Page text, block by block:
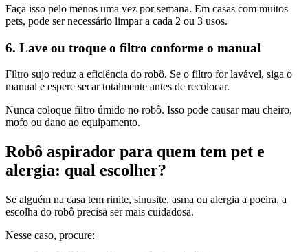
Faça isso pelo menos uma vez por semana. Em casas com muitos
pets, pode ser necessário limpar a cada 2 ou 3 usos.
6. Lave ou troque o filtro conforme o manual
Filtro sujo reduz a eficiência do robô. Se o filtro for lavável, siga o
manual e espere secar totalmente antes de recolocar.
Nunca coloque filtro úmido no robô. Isso pode causar mau cheiro,
mofo ou dano ao equipamento.
Robô aspirador para quem tem pet e
alergia: qual escolher?
Se alguém na casa tem rinite, sinusite, asma ou alergia a poeira, a
escolha do robô precisa ser mais cuidadosa.
Nesse caso, procure: